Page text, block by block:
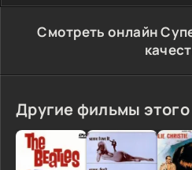
Cмотреть онлайн
Другие фильмы